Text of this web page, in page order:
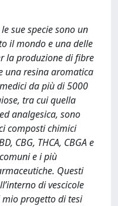
sue specie sono un
il mondo e una delle
la produzione di fibre
una resina aromatica
da più di 5000
tra cui quella
analgesica, sono
composti chimici
CBG, THCA, CBGA e
e i più
Questi
di vescicole
progetto di tesi